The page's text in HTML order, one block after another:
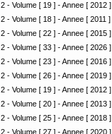
2 - Volume [ 19 ] - Annee [ 2012 ]
2 - Volume [ 18 ] - Annee [ 2011 ]
2 - Volume [ 22 ] - Annee [ 2015 ]
2 - Volume [ 33 ] - Annee [ 2026 ]
2 - Volume [ 23 ] - Annee [ 2016 ]
2 - Volume [ 26 ] - Annee [ 2019 ]
2 - Volume [ 19 ] - Annee [ 2012 ]
2 - Volume [ 20 ] - Annee [ 2013 ]
2 - Volume [ 25 ] - Annee [ 2018 ]
2 - Volume [ 27 ] - Annee [ 2020 ]